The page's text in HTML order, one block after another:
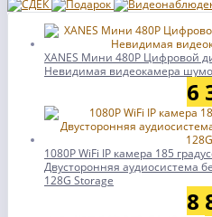
XANES Мини 480P Цифровой
Невидимая видеокамера
6
1080P WiFi IP камера 185
Двусторонняя аудиосистема
128G Storage
8